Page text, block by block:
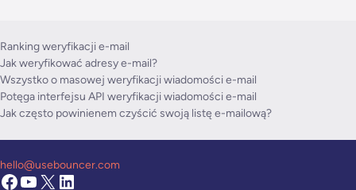
Ranking weryfikacji e-mail
Jak weryfikować adresy e-mail?
Wszystko o masowej weryfikacji wiadomości e-mail
Potęga interfejsu API weryfikacji wiadomości e-mail
Jak często powinienem czyścić swoją listę e-mailową?
hello@usebouncer.com